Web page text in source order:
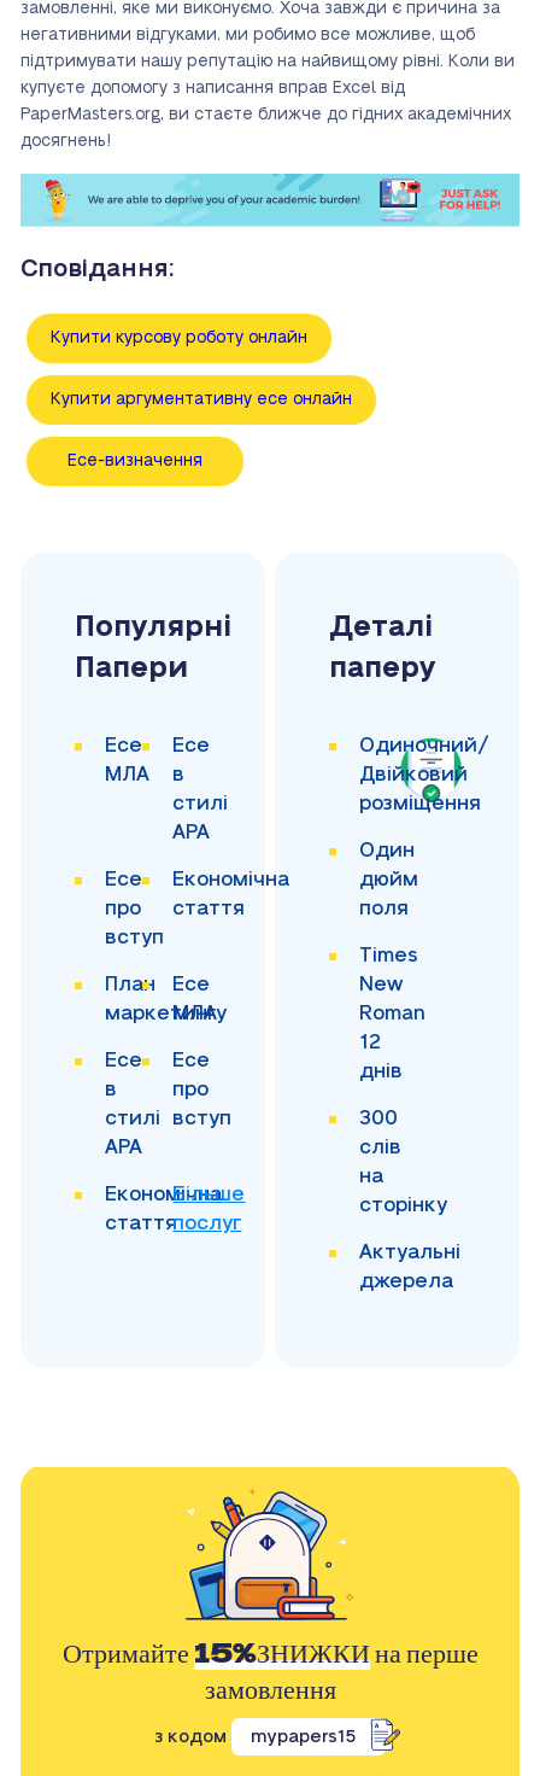
замовленні, яке ми виконуємо. Хоча завжди є причина за
негативними відгуками, ми робимо все можливе, щоб
підтримувати нашу репутацію на найвищому рівні. Коли ви
купуєте допомогу з написання вправ Excel від
PaperMasters.org, ви стаєте ближче до гідних академічних
досягнень!
Сповідання:
Купити курсову роботу онлайн
Купити аргументативну есе онлайн
Есе-визначення
Популярні
Папери
Есе
МЛА
Есе
в
стилі
APA
Есе
про
вступ
Економічна
стаття
План
маркетингу
Есе
МЛА
Есе
в
стилі
APA
Есе
про
вступ
Економічна
стаття
Більше
послуг
Деталі
паперу
Одиночний/
Двійковий
розміщення
Один
дюйм
поля
Times
New
Roman
12
днів
300
слів
на
сторінку
Актуальні
джерела
Отримайте15%ЗНИЖКИна перше
замовлення
з кодом mypapers15